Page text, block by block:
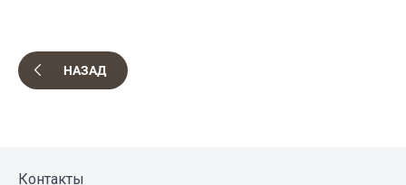
НАЗАД
Контакты